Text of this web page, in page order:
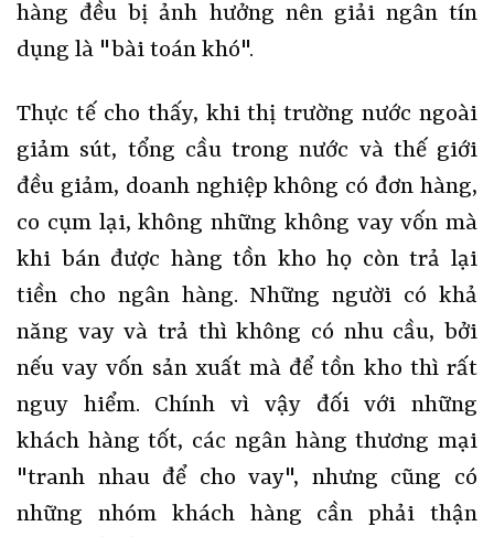
hàng đều bị ảnh hưởng nên giải ngân tín
dụng là "bài toán khó".
Thực tế cho thấy, khi thị trường nước ngoài
giảm sút, tổng cầu trong nước và thế giới
đều giảm, doanh nghiệp không có đơn hàng,
co cụm lại, không những không vay vốn mà
khi bán được hàng tồn kho họ còn trả lại
tiền cho ngân hàng. Những người có khả
năng vay và trả thì không có nhu cầu, bởi
nếu vay vốn sản xuất mà để tồn kho thì rất
nguy hiểm. Chính vì vậy đối với những
khách hàng tốt, các ngân hàng thương mại
"tranh nhau để cho vay", nhưng cũng có
những nhóm khách hàng cần phải thận